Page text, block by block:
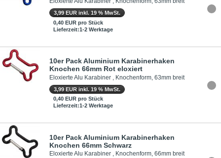
3,99 EUR inkl. 19 % MwSt.
0,40 EUR pro Stück
Lieferzeit:1-2 Werktage
10er Pack Aluminium Karabinerhaken
Knochen 66mm Rot eloxiert
Eloxierte Alu Karabiner , Knochenform, 63mm breit
3,99 EUR inkl. 19 % MwSt.
0,40 EUR pro Stück
Lieferzeit:1-2 Werktage
10er Pack Aluminium Karabinerhaken
Knochen 66mm Schwarz
Eloxierte Alu Karabiner , Knochenform, 66mm breit